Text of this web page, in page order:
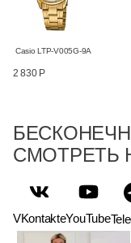
Casio LTP-V005G-9A
2 830 Р
СМОТРЕТЬ
VKontakteYouTube